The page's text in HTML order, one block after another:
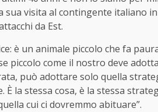
visita al contingente italiano
da Est.
è un animale piccolo che fa
piccolo come il nostro deve
può adottare solo quella
la stessa cosa, è la stessa
cui ci dovremmo abituare”.